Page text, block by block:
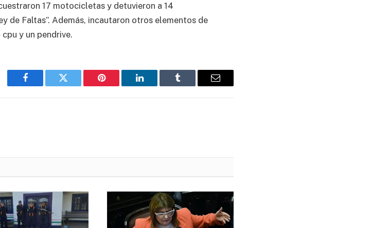
17 motocicletas y detuvieron a 14
de Faltas”. Además, incautaron otros elementos de
y un pendrive.
Facebook Twitter Pinterest LinkedIn Tumblr Email